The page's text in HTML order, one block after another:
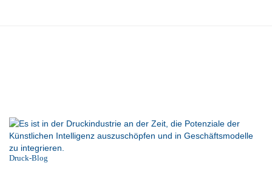
Druck-Blog